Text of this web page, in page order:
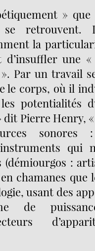
»
retrouvent.
la
d’insuffler une
Par un travail
le corps, où il
potentialités
Pierre Henry, «
sonores
qui
(démiourgos :
chamanes que
usant des
de